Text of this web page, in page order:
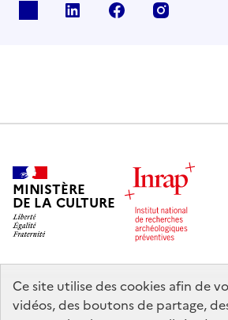
Ce site utilise des cookies afin de
vidéos, des boutons de partage,
Linkedin Facebook
MINISTÈRE
DE LA CULTURE
legifrance.gouv.fr info.gouv.fr